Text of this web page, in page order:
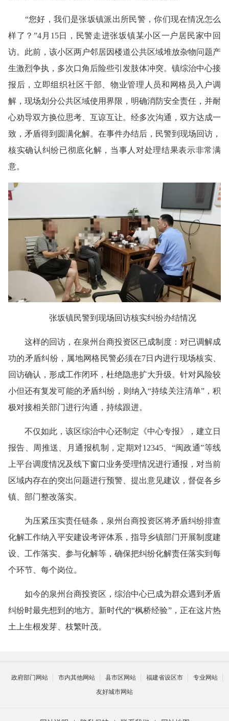
“您好，我们是张坂镇派出所民警，你们现在情况怎么
样了？”4月15日，民警走进张坂镇某小区一户居民家中回
访。此前，该小区两户邻居因楼道公共区域堆放杂物问题产
生激烈争执，多次口角后险些引发肢体冲突。镇综治中心接
报后，立即组织社区干部、物业管理人员和网格员入户调
解，现场划分公共区域使用界限，明确消防安全责任，并耐
心劝导双方换位思考、互谅互让。经多次沟通，双方达成一
致，矛盾得到圆满化解。在事件办结后，民警到现场回访，
核实确认纠纷已彻底化解，当事人对处理结果表示非常满
意。
张坂镇民警到现场回访核实纠纷办结情况
这样的回访，在泉州台商投资区已成制度：对已调解成
功的矛盾纠纷，属地网格民警必须在7日内进行现场核实、
回访确认，形成工作闭环，杜绝隐患扩大升级。针对风险较
小但还有复发可能的矛盾纠纷，则纳入“持续关注清单”，积
极对接相关部门进行沟通，持续跟进。
不仅如此，该区综治中心还制定《中心专报》，建立日
报告、周推送、月通报机制，定期对12345、“闽政通”等线
上平台调度情况及线下窗口业务受理情况进行通报，对当前
区域内存在的突出问题进行预警、提出意见建议，督促各乡
镇、部门整改落实。
为压紧压实责任链条，泉州台商投资区将矛盾纠纷排查
化解工作纳入平安建设考评体系，指导乡镇部门开展制度建
设、工作落实、参与化解等，确保把纠纷化解责任落实到每
个环节、每个岗位。
如今的泉州台商投资区，综治中心已成为群众遇到矛盾
纠纷时最先想到的地方。新时代的“枫桥经验”，正在这片热
土上生根发芽、枝繁叶茂。
政府部门网站 市内其他网站 县市区网站 福建省设区市
专业网站
友好城市网站